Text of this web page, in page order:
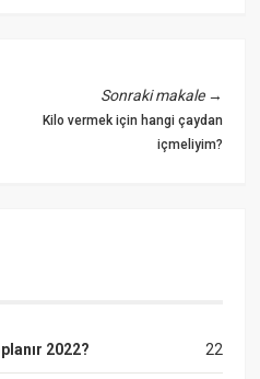
Sonraki makale→
Kilo vermek için hangi çaydan
içmeliyim?
22
2022?